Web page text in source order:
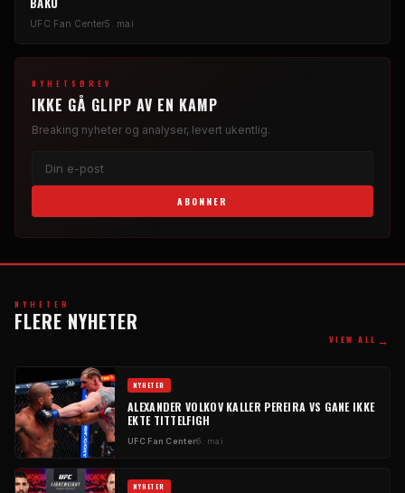
UFC Fan Center5. mai
NYHETSBREV
IKKE GÅ GLIPP AV EN KAMP
Breaking nyheter og analyser, levert ukentlig.
ABONNER
NYHETER
FLERE NYHETER
VIEW ALL →
NYHETER
ALEXANDER VOLKOV KALLER PEREIRA VS GANE IKKE
EKTE TITTELFIGH
UFCFan Center6. mai
NYHETER